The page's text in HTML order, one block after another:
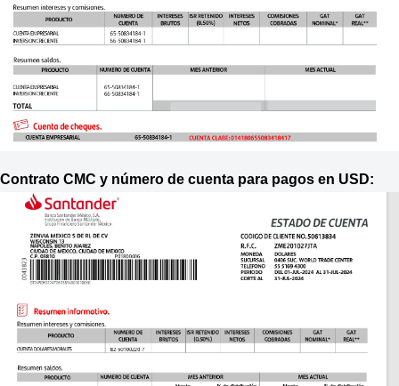
Contrato CMC y número de cuenta para pagos en USD: